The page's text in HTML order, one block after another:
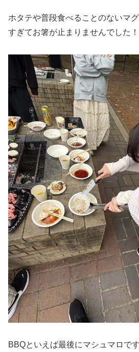
ホタテや普段食べることのないマ
すぎてお箸が止まりませんでした！
BBQといえば最後にマシュマロで